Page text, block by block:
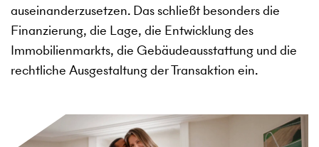
auseinanderzusetzen. Das schließt besonders die
Finanzierung, die Lage, die Entwicklung des
Immobilienmarkts, die Gebäudeausstattung und die
rechtliche Ausgestaltung der Transaktion ein.